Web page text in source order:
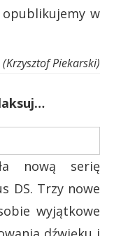
opublikujemy w
(Krzysztof Piekarski)
nową serię
DS. Trzy nowe
wyjątkowe